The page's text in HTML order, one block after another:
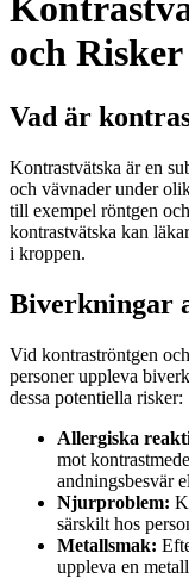
och Risker
Vad är
Kontrastvätska är en
och vävnader under
till exempel röntgen
kontrastvätska kan
i kroppen.
Biverkningar
Vid kontraströntgen
personer uppleva
dessa potentiella risker:
Allergiska
mot
andningsbesvär
Njurproblem:
särskilt hos
Metallsmak:
uppleva en